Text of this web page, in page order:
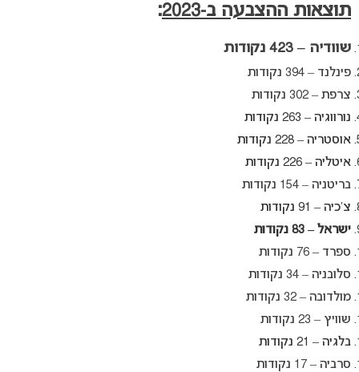
תוצאות ההצבעה ב-2023 :
שוודיה – 423 נקודות
פינלנד – 394 נקודות
צרפת – 302 נקודות
נורווגיה – 263 נקודות
אוסטריה – 228 נקודות
איטליה – 226 נקודות
בריטניה – 154 נקודות
צ’כיה – 91 נקודות
ישראל – 83 נקודות
ספרד – 76 נקודות
סלובניה – 34 נקודות
מולדובה – 32 נקודות
שוויץ – 23 נקודות
בלגיה – 21 נקודות
סרביה – 17 נקודות